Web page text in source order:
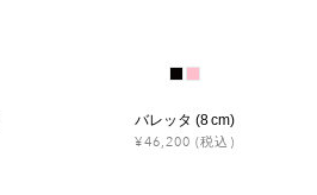
バレッタ (8 cm)
¥46,200 (税込)